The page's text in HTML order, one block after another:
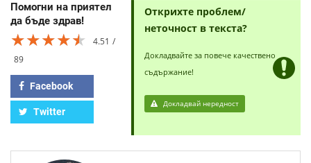
Помогни на приятел
да бъде здрав!
★★★★★
★★★★★
★★★★★
4.51
89
Facebook
Twitter
Открихте проблем/
неточност в текста?
Докладвайте за повече качествено
съдържание!
Докладвай нередност